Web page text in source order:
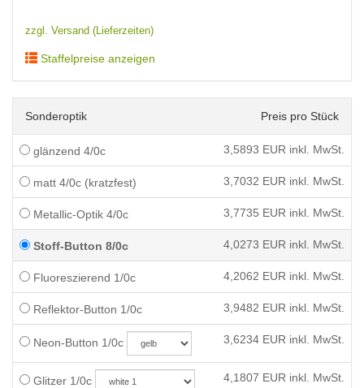
zzgl. Versand (Lieferzeiten)
Staffelpreise anzeigen
Sonderoptik Preis pro Stück
glänzend 4/0c 3,5893 EUR inkl. MwSt.
matt 4/0c (kratzfest) 3,7032 EUR inkl. MwSt.
Metallic-Optik 4/0c 3,7735 EUR inkl. MwSt.
Stoff-Button 8/0c 4,0273 EUR inkl. MwSt.
Fluoreszierend 1/0c 4,2062 EUR inkl. MwSt.
Reflektor-Button 1/0c 3,9482 EUR inkl. MwSt.
Neon-Button 1/0c 3,6234 EUR inkl. MwSt.
Glitzer 1/0c 4,1807 EUR inkl. MwSt.